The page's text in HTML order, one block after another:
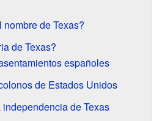
de Texas?
de Texas?
españoles
de Estados Unidos
de Texas